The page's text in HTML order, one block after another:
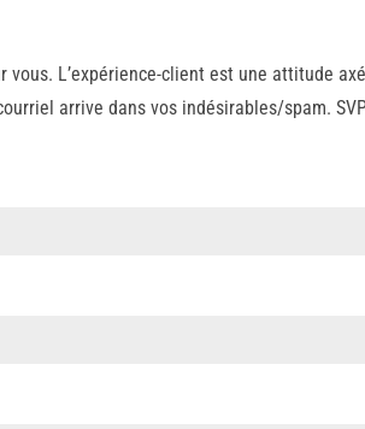
L’expérience-client est une attitude
arrive dans vos indésirables/spam.